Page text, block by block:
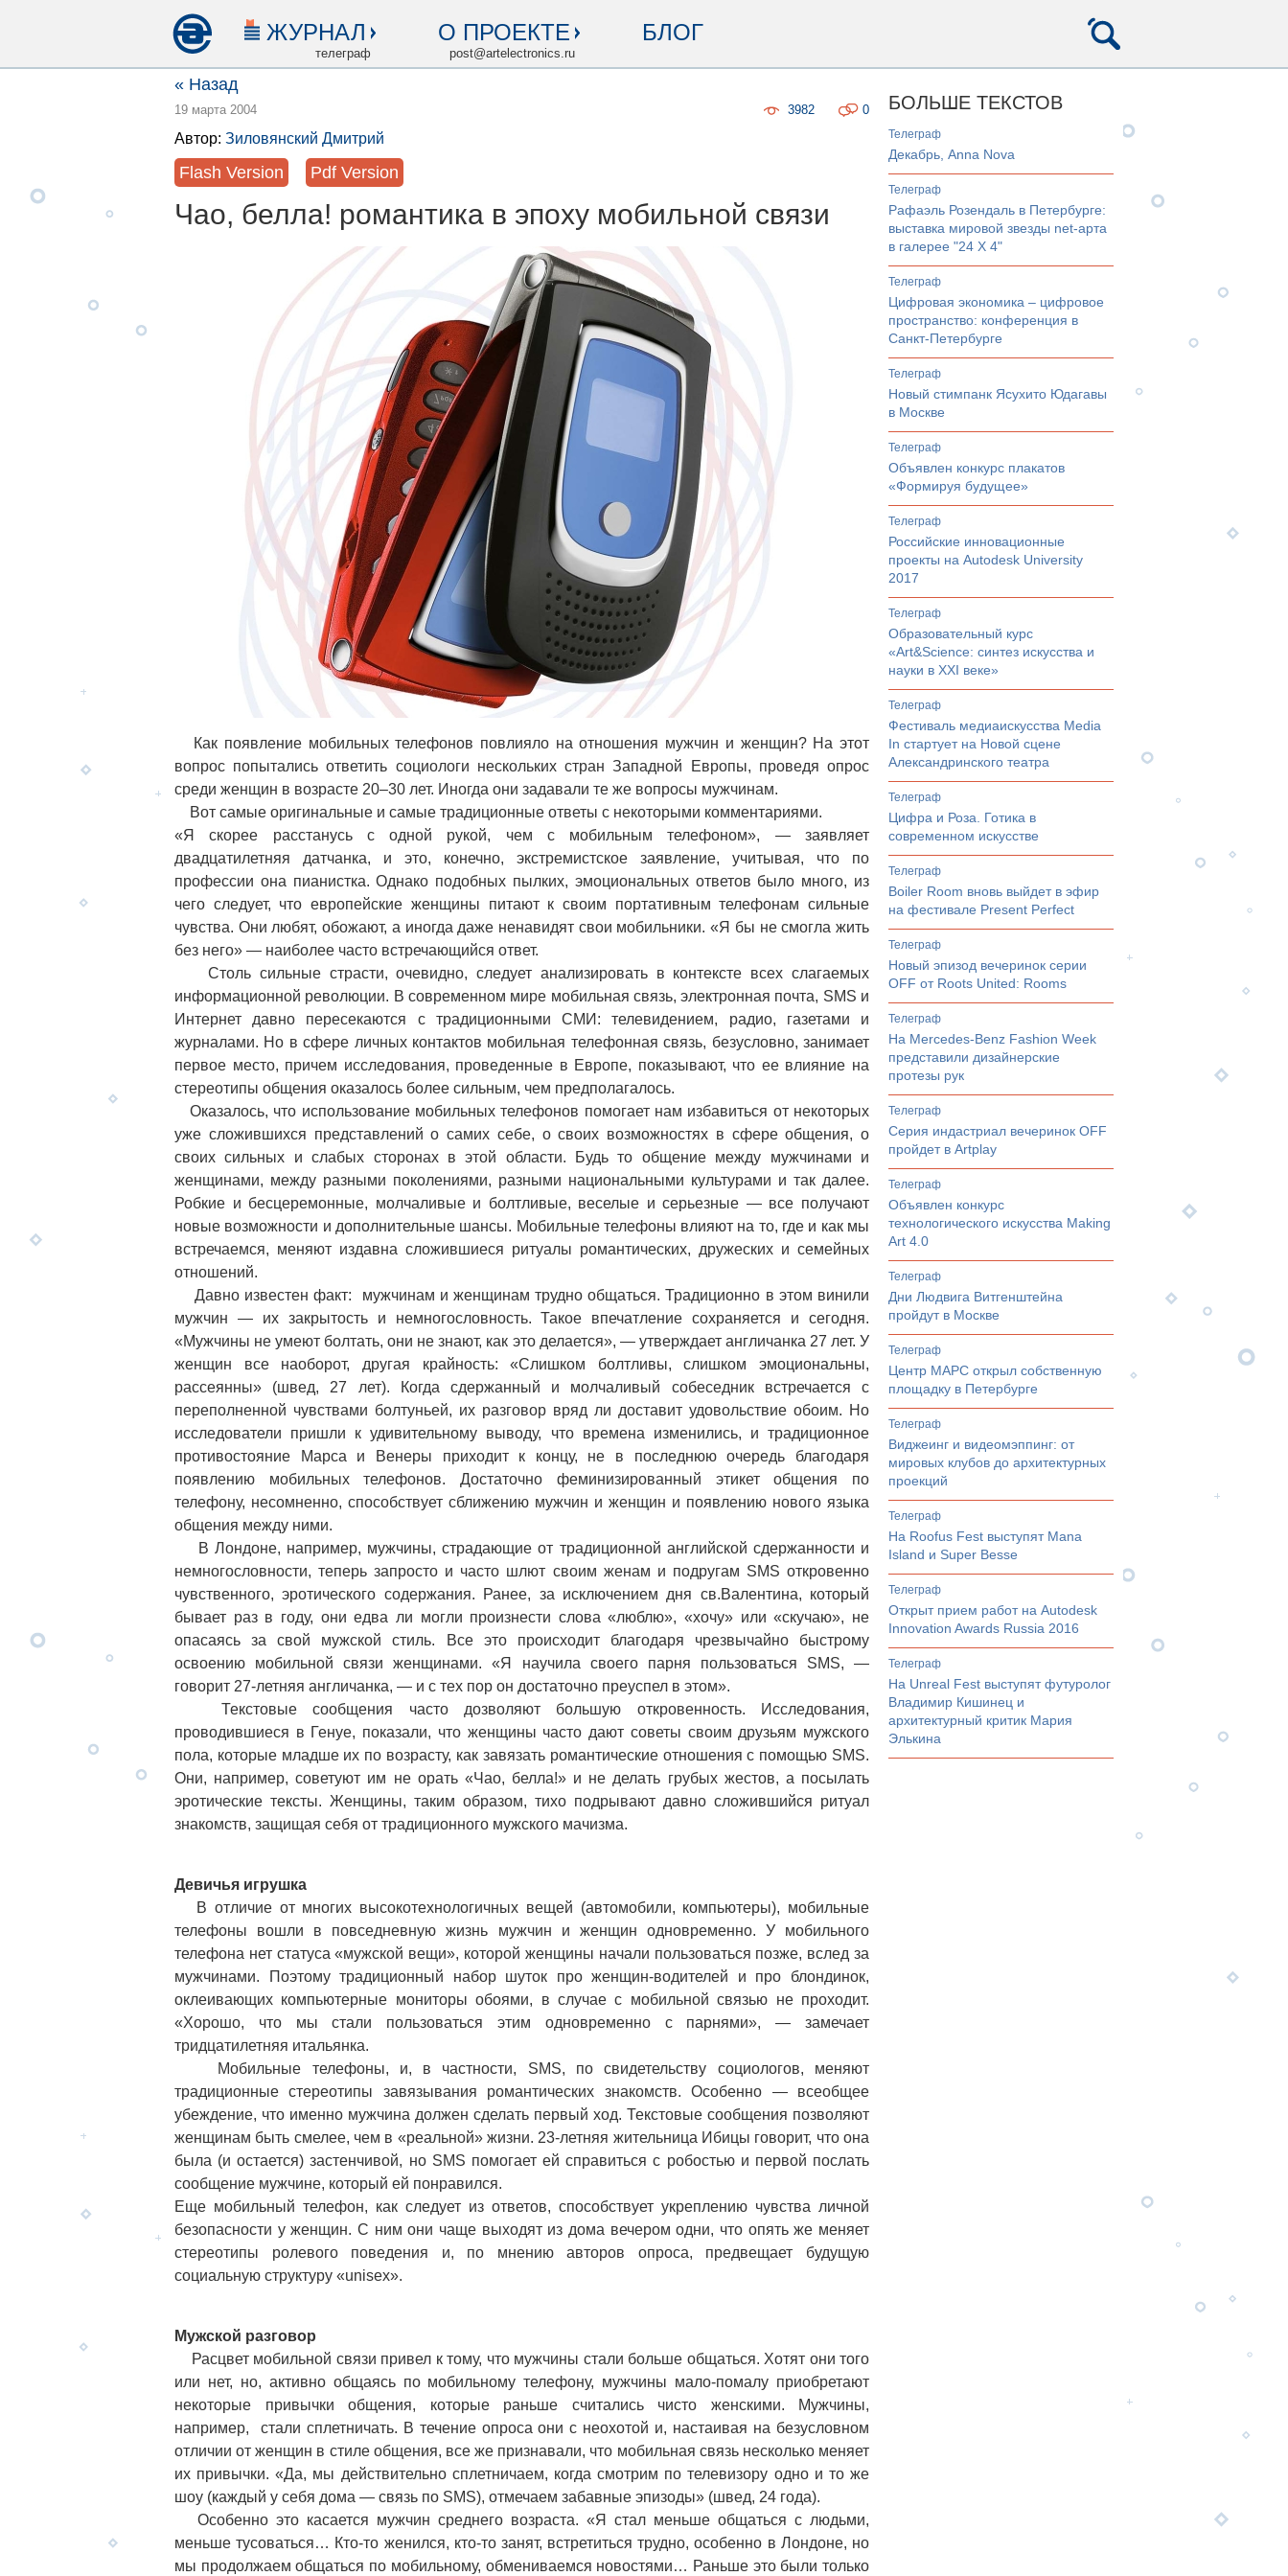
ЖУРНАЛ
телеграф
О ПРОЕКТЕ
post@artelectronics.ru
БЛОГ
« Назад
19 марта 2004 0
3982
Автор: Зиловянский Дмитрий
Flash Version Pdf Version
Чао, белла! романтика в эпоху мобильной связи
Как появление мобильных телефонов повлияло на отношения мужчин и женщин? На этот
вопрос попытались ответить социологи нескольких стран Западной Европы, проведя опрос
среди женщин в возрасте 20–30 лет. Иногда они задавали те же вопросы мужчинам.
Вот самые оригинальные и самые традиционные ответы с некоторыми комментариями.
«Я скорее расстанусь с одной рукой, чем с мобильным телефоном», — заявляет
двадцатилетняя датчанка, и это, конечно, экстремистское заявление, учитывая, что по
профессии она пианистка. Однако подобных пылких, эмоциональных ответов было много, из
чего следует, что европейские женщины питают к своим портативным телефонам сильные
чувства. Они любят, обожают, а иногда даже ненавидят свои мобильники. «Я бы не смогла жить
без него» — наиболее часто встречающийся ответ.
Столь сильные страсти, очевидно, следует анализировать в контексте всех слагаемых
информационной революции. В современном мире мобильная связь, электронная почта, SMS и
Интернет давно пересекаются с традиционными СМИ: телевидением, радио, газетами и
журналами. Но в сфере личных контактов мобильная телефонная связь, безусловно, занимает
первое место, причем исследования, проведенные в Европе, показывают, что ее влияние на
стереотипы общения оказалось более сильным, чем предполагалось.
Оказалось, что использование мобильных телефонов помогает нам избавиться от некоторых
уже сложившихся представлений о самих себе, о своих возможностях в сфере общения, о
своих сильных и слабых сторонах в этой области. Будь то общение между мужчинами и
женщинами, между разными поколениями, разными национальными культурами и так далее.
Робкие и бесцеремонные, молчаливые и болтливые, веселые и серьезные — все получают
новые возможности и дополнительные шансы. Мобильные телефоны влияют на то, где и как мы
встречаемся, меняют издавна сложившиеся ритуалы романтических, дружеских и семейных
отношений.
Давно известен факт: мужчинам и женщинам трудно общаться. Традиционно в этом винили
мужчин — их закрытость и немногословность. Такое впечатление сохраняется и сегодня.
«Мужчины не умеют болтать, они не знают, как это делается», — утверждает англичанка 27 лет. У
женщин все наоборот, другая крайность: «Слишком болтливы, слишком эмоциональны,
рассеянны» (швед, 27 лет). Когда сдержанный и молчаливый собеседник встречается с
переполненной чувствами болтуньей, их разговор вряд ли доставит удовольствие обоим. Но
исследователи пришли к удивительному выводу, что времена изменились, и традиционное
противостояние Марса и Венеры приходит к концу, не в последнюю очередь благодаря
появлению мобильных телефонов. Достаточно феминизированный этикет общения по
телефону, несомненно, способствует сближению мужчин и женщин и появлению нового языка
общения между ними.
В Лондоне, например, мужчины, страдающие от традиционной английской сдержанности и
немногословности, теперь запросто и часто шлют своим женам и подругам SMS откровенно
чувственного, эротического содержания. Ранее, за исключением дня св.Валентина, который
бывает раз в году, они едва ли могли произнести слова «люблю», «хочу» или «скучаю», не
опасаясь за свой мужской стиль. Все это происходит благодаря чрезвычайно быстрому
освоению мобильной связи женщинами. «Я научила своего парня пользоваться SMS, —
говорит 27-летняя англичанка, — и с тех пор он достаточно преуспел в этом».
Текстовые сообщения часто дозволяют большую откровенность. Исследования,
проводившиеся в Генуе, показали, что женщины часто дают советы своим друзьям мужского
пола, которые младше их по возрасту, как завязать романтические отношения с помощью SMS.
Они, например, советуют им не орать «Чао, белла!» и не делать грубых жестов, а посылать
эротические тексты. Женщины, таким образом, тихо подрывают давно сложившийся ритуал
знакомств, защищая себя от традиционного мужского мачизма.
Девичья игрушка
В отличие от многих высокотехнологичных вещей (автомобили, компьютеры), мобильные
телефоны вошли в повседневную жизнь мужчин и женщин одновременно. У мобильного
телефона нет статуса «мужской вещи», которой женщины начали пользоваться позже, вслед за
мужчинами. Поэтому традиционный набор шуток про женщин-водителей и про блондинок,
оклеивающих компьютерные мониторы обоями, в случае с мобильной связью не проходит.
«Хорошо, что мы стали пользоваться этим одновременно с парнями», — замечает
тридцатилетняя итальянка.
Мобильные телефоны, и, в частности, SMS, по свидетельству социологов, меняют
традиционные стереотипы завязывания романтических знакомств. Особенно — всеобщее
убеждение, что именно мужчина должен сделать первый ход. Текстовые сообщения позволяют
женщинам быть смелее, чем в «реальной» жизни. 23-летняя жительница Ибицы говорит, что она
была (и остается) застенчивой, но SMS помогает ей справиться с робостью и первой послать
сообщение мужчине, который ей понравился.
Еще мобильный телефон, как следует из ответов, способствует укреплению чувства личной
безопасности у женщин. С ним они чаще выходят из дома вечером одни, что опять же меняет
стереотипы ролевого поведения и, по мнению авторов опроса, предвещает будущую
социальную структуру «unisex».
Мужской разговор
Расцвет мобильной связи привел к тому, что мужчины стали больше общаться. Хотят они того
или нет, но, активно общаясь по мобильному телефону, мужчины мало-помалу приобретают
некоторые привычки общения, которые раньше считались чисто женскими. Мужчины,
например, стали сплетничать. В течение опроса они с неохотой и, настаивая на безусловном
отличии от женщин в стиле общения, все же признавали, что мобильная связь несколько меняет
их привычки. «Да, мы действительно сплетничаем, когда смотрим по телевизору одно и то же
шоу (каждый у себя дома — связь по SMS), отмечаем забавные эпизоды» (швед, 24 года).
Особенно это касается мужчин среднего возраста. «Я стал меньше общаться с людьми,
меньше тусоваться… Кто-то женился, кто-то занят, встретиться трудно, особенно в Лондоне, но
мы продолжаем общаться по мобильному, обмениваемся новостями… Раньше это были только
БОЛЬШЕ ТЕКСТОВ
телеграф
Декабрь, Anna Nova
телеграф
Рафаэль Розендаль в Петербурге:
выставка мировой звезды net-арта
в галерее "24 Х 4"
телеграф
Цифровая экономика – цифровое
пространство: конференция в
Санкт-Петербурге
телеграф
Новый стимпанк Ясухито Юдагавы
в Москве
телеграф
Объявлен конкурс плакатов
«Формируя будущее»
телеграф
Российские инновационные
проекты на Autodesk University
2017
телеграф
Образовательный курс
«Art&Science: синтез искусства и
науки в XXI веке»
телеграф
Фестиваль медиаискусства Media
In стартует на Новой сцене
Александринского театра
телеграф
Цифра и Роза. Готика в
современном искусстве
телеграф
Boiler Room вновь выйдет в эфир
на фестивале Present Perfect
телеграф
Новый эпизод вечеринок серии
OFF от Roots United: Rooms
телеграф
На Mercedes-Benz Fashion Week
представили дизайнерские
протезы рук
телеграф
Серия индастриал вечеринок OFF
пройдет в Artplay
телеграф
Объявлен конкурс
технологического искусства Making
Art 4.0
телеграф
Дни Людвига Витгенштейна
пройдут в Москве
телеграф
Центр МАРС открыл собственную
площадку в Петербурге
телеграф
Виджеинг и видеомэппинг: от
мировых клубов до архитектурных
проекций
телеграф
На Roofus Fest выступят Mana
Island и Super Besse
телеграф
Открыт прием работ на Autodesk
Innovation Awards Russia 2016
телеграф
На Unreal Fest выступят футуролог
Владимир Кишинец и
архитектурный критик Мария
Элькина